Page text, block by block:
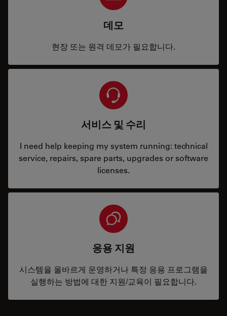
데모
현장 또는 원격 데모가 필요합니다.
서비스 및 수리
I need help keeping my system running: technical
service, repairs, spare parts, upgrades or software
licenses.
응용 지원
시스템을 올바르게 운영하거나 특정 응용 프로그램을
실행하는 방법에 대한 지원/교육이 필요합니다.